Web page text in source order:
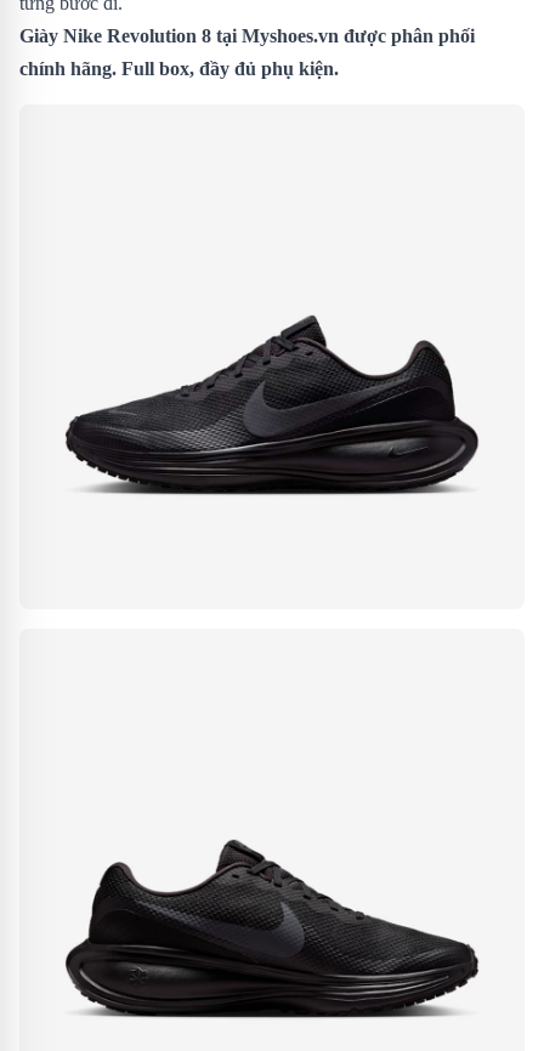
Giày Nike Revolution 8 tại Myshoes.vn được phân phối
chính hãng. Full box, đầy đủ phụ kiện.